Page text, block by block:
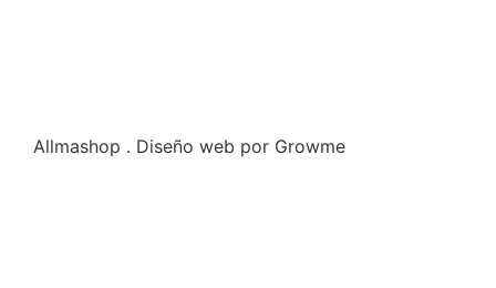
Allmashop . Diseño web por Growme